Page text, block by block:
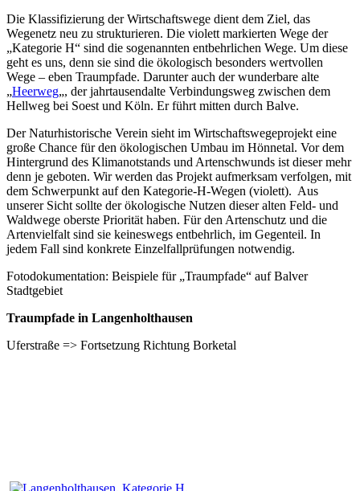
Die Klassifizierung der Wirtschaftswege dient dem Ziel, das
Wegenetz neu zu strukturieren. Die violett markierten Wege der
„Kategorie H“ sind die sogenannten entbehrlichen Wege. Um diese
geht es uns, denn sie sind die ökologisch besonders wertvollen
Wege – eben Traumpfade. Darunter auch der wunderbare alte
„Heerweg„, der jahrtausendalte Verbindungsweg zwischen dem
Hellweg bei Soest und Köln. Er führt mitten durch Balve.
Der Naturhistorische Verein sieht im Wirtschaftswegeprojekt eine
große Chance für den ökologischen Umbau im Hönnetal. Vor dem
Hintergrund des Klimanotstands und Artenschwunds ist dieser mehr
denn je geboten. Wir werden das Projekt aufmerksam verfolgen, mit
dem Schwerpunkt auf den Kategorie-H-Wegen (violett). Aus
unserer Sicht sollte der ökologische Nutzen dieser alten Feld- und
Waldwege oberste Priorität haben. Für den Artenschutz und die
Artenvielfalt sind sie keineswegs entbehrlich, im Gegenteil. In
jedem Fall sind konkrete Einzelfallprüfungen notwendig.
Fotodokumentation: Beispiele für „Traumpfade“ auf Balver
Stadtgebiet
Traumpfade in Langenholthausen
Uferstraße => Fortsetzung Richtung Borketal